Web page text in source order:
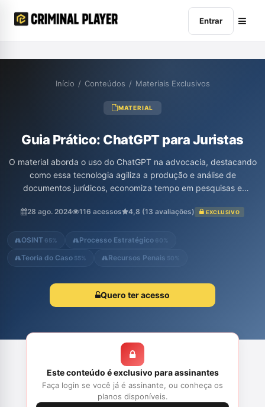
Entrar
Início / Conteúdos / Materiais Exclusivos
MATERIAL
Guia Prático: ChatGPT para Juristas
O material aborda o uso do ChatGPT na advocacia, destacando
como essa tecnologia agiliza a produção e análise de
documentos jurídicos, economiza tempo em pesquisas e
ferramenta promete revolucionar a prática jurídica, tornando-a
28 ago. 2024 116 acessos 4,8 (13 avaliações) EXCLUSIVO
OSINT 65% Processo Estratégico 60%
Teoria do Caso 55% Recursos Penais
Quero ter acesso
Este conteúdo é exclusivo para assinantes
Faça login se você já é assinante, ou conheça os
planos disponíveis.